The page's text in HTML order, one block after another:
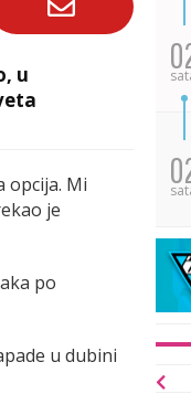
u
opcija. Mi
je
po
u dubini